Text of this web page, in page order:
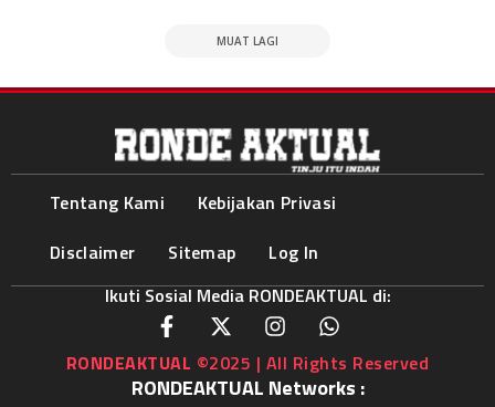
MUAT LAGI
Tentang Kami
Kebijakan Privasi
Disclaimer
Sitemap
Log In
Ikuti Sosial Media RONDEAKTUAL di:
RONDEAKTUAL ©2025 | All Rights Reserved
RONDEAKTUAL Networks :